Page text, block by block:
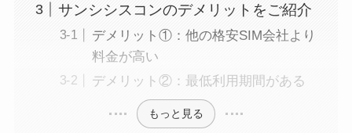
サンシシスコンのデメリットをご紹介
デメリット①：他の格安SIM会社より
料金が高い
デメリット②：最低利用期間がある
もっと見る